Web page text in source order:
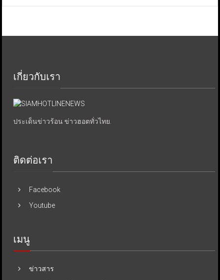
เกี่ยวกับเรา
ประเด็นข่าวร้อน ข่าวฮอตทั่วไทย.
ติดต่อเรา
Facebook
Youtube
เมนู
ข่าวสาร